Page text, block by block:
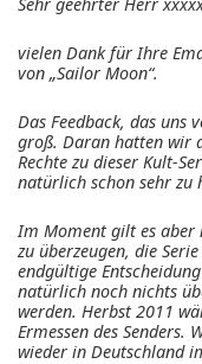
vielen Dank für Ihre
von „Sailor Moon“.
Das Feedback, das uns
groß. Daran hatten wir
Rechte zu dieser Kult-
natürlich schon sehr zu
Im Moment gilt es aber
zu überzeugen, die
endgültige
natürlich noch nichts
werden. Herbst 2011
Ermessen des Senders.
wieder in Deutschland